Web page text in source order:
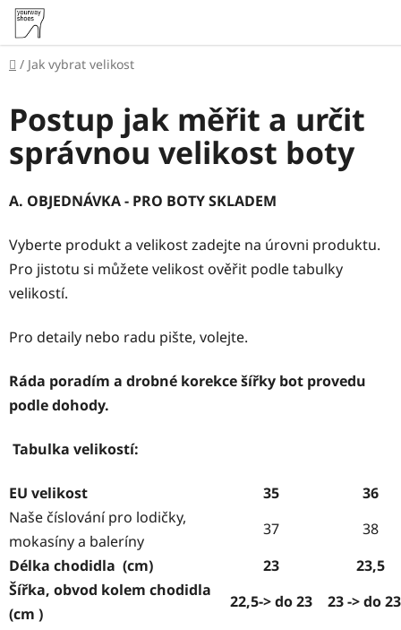
Přejít
obsah
Domů
/ Jak vybrat velikost
Postup jak měřit a určit
správnou velikost boty
A. OBJEDNÁVKA - PRO BOTY SKLADEM
Vyberte produkt a velikost zadejte na úrovni produktu.
Pro jistotu si můžete velikost ověřit podle tabulky
velikostí.
Pro detaily nebo radu pište, volejte.
Ráda poradím a drobné korekce šířky bot provedu
podle dohody.
Tabulka velikostí:
EU velikost 35
36
Naše číslování pro lodičky,
mokasíny a baleríny
37
38
Délka chodidla (cm)
23
23,5
Šířka, obvod kolem chodidla
(cm )
22,5-> do 23 23 -> do